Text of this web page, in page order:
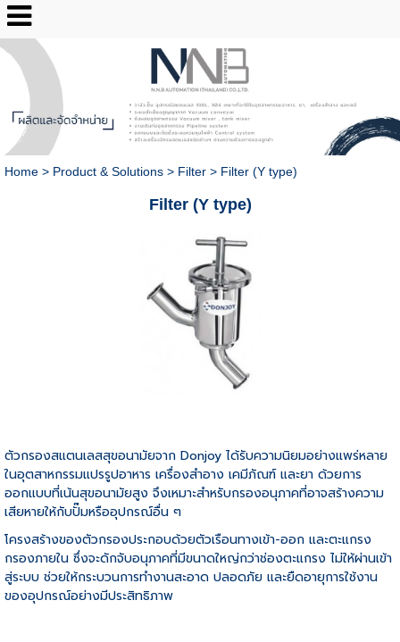
Home> Product & Solutions> Filter> Filter (Y type)
Filter (Y type)
ตัวกรองสแตนเลสสุขอนามัยจาก Donjoy ได้รับความนิยมอย่างแพร่หลาย
ในอุตสาหกรรมแปรรูปอาหาร เครื่องสำอาง เคมีภัณฑ์ และยา ด้วยการ
ออกแบบที่เน้นสุขอนามัยสูง จึงเหมาะสำหรับกรองอนุภาคที่อาจสร้างความ
เสียหายให้กับปั๊มหรืออุปกรณ์อื่น ๆ
โครงสร้างของตัวกรองประกอบด้วยตัวเรือนทางเข้า-ออก และตะแกรง
กรองภายใน ซึ่งจะดักจับอนุภาคที่มีขนาดใหญ่กว่าช่องตะแกรง ไม่ให้ผ่านเข้า
สู่ระบบ ช่วยให้กระบวนการทำงานสะอาด ปลอดภัย และยืดอายุการใช้งาน
ของอุปกรณ์อย่างมีประสิทธิภาพ